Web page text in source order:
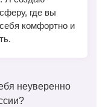
где вы
комфортно и
неуверенно